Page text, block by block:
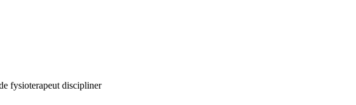
fysioterapeut discipliner